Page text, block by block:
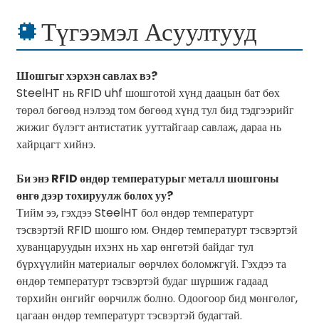
Түгээмэл Асуултууд
Шошгыг хэрхэн савлах вэ?
SteelHT нь RFID uhf шошготой хүнд даацын бат бөх
төрөл бөгөөд нэлээд том бөгөөд хүнд тул бид тэдгээрийг
жижиг бүлэгт антистатик ууттайгаар савлаж, дараа нь
хайрцагт хийнэ.
Би энэ RFID өндөр температурыг металл шошгоны
өнгө дээр тохируулж болох уу?
Тийм ээ, гэхдээ SteelHT бол өндөр температурт
тэсвэртэй RFID шошго юм. Өндөр температурт тэсвэртэй
хуванцаруудын ихэнх нь хар өнгөтэй байдаг тул
бүрхүүлийн материалыг өөрчлөх боломжгүй. Гэхдээ та
өндөр температурт тэсвэртэй будаг шүршиж гадаад
төрхийн өнгийг өөрчилж болно. Одоогоор бид мөнгөлөг,
цагаан өндөр температурт тэсвэртэй будагтай.